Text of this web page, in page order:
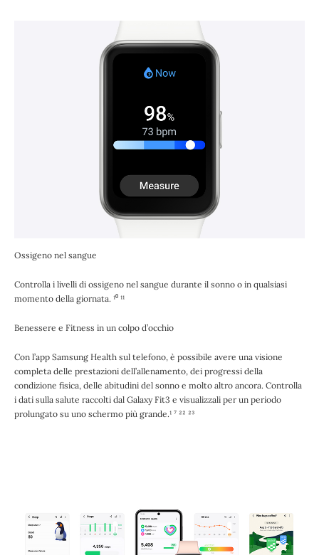
Ossigeno nel sangue
Controlla i livelli di ossigeno nel sangue durante il sonno o in qualsiasi
momento della giornata. ¹⁰ ¹¹
Benessere e Fitness in un colpo d’occhio
Con l’app Samsung Health sul telefono, è possibile avere una visione
completa delle prestazioni dell’allenamento, dei progressi della
condizione fisica, delle abitudini del sonno e molto altro ancora. Controlla
i dati sulla salute raccolti dal Galaxy Fit3 e visualizzali per un periodo
prolungato su uno schermo più grande.¹ ⁷ ²² ²³